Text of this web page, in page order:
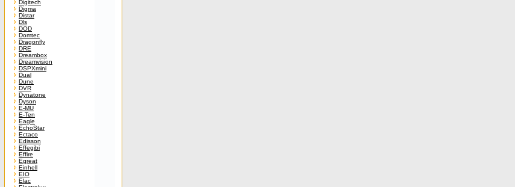
Digitech
Digma
Distar
Dls
DOD
Domtec
Dragonfly
DRE
Dreambox
Dreamvision
DSPXmini
Dual
Dune
DVR
Dynatone
Dyson
E-MU
E-Ten
Eagle
EchoStar
Ectaco
Edisson
Effegibi
Effire
Egreat
Einhell
EIO
Elac